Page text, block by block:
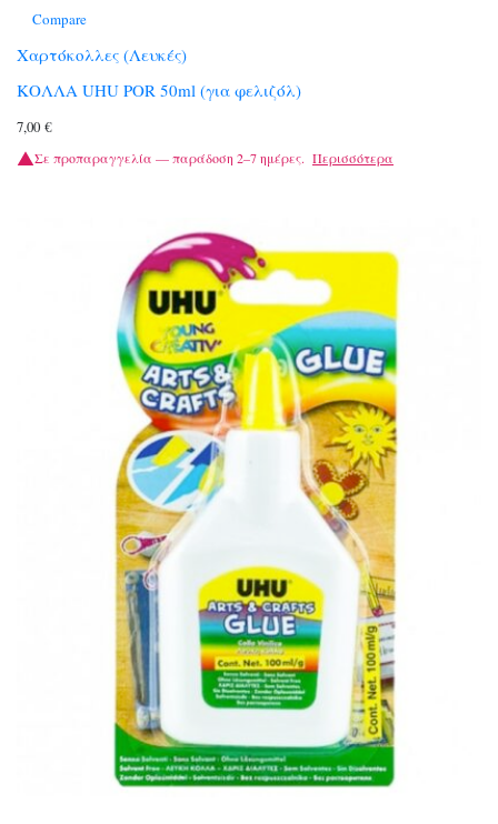
Compare
Χαρτόκολλες (Λευκές)
ΚΟΛΛΑ UHU POR 50ml (για φελιζόλ)
7,00 €
Σε προπαραγγελία — παράδοση 2–7 ημέρες. Περισσότερα